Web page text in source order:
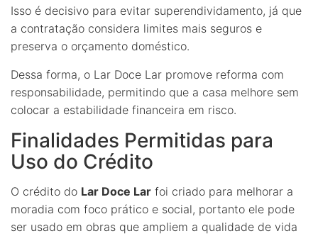
Isso é decisivo para evitar superendividamento, já que
a contratação considera limites mais seguros e
preserva o orçamento doméstico.
Dessa forma, o Lar Doce Lar promove reforma com
responsabilidade, permitindo que a casa melhore sem
colocar a estabilidade financeira em risco.
Finalidades Permitidas para
Uso do Crédito
O crédito do Lar Doce Lar foi criado para melhorar a
moradia com foco prático e social, portanto ele pode
ser usado em obras que ampliem a qualidade de vida